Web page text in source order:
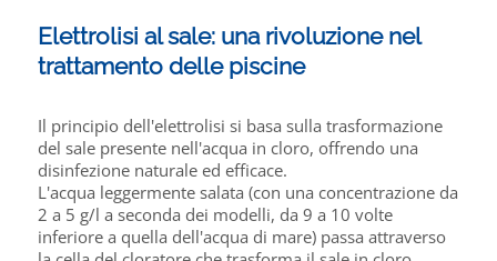
Elettrolisi al sale: una rivoluzione nel
trattamento delle piscine
Il principio dell'elettrolisi si basa sulla trasformazione
del sale presente nell'acqua in cloro, offrendo una
disinfezione naturale ed efficace.
L'acqua leggermente salata (con una concentrazione da
2 a 5 g/l a seconda dei modelli, da 9 a 10 volte
inferiore a quella dell'acqua di mare) passa attraverso